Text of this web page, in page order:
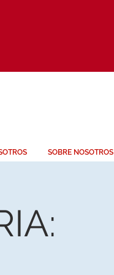
SOBRE NOSOTROS